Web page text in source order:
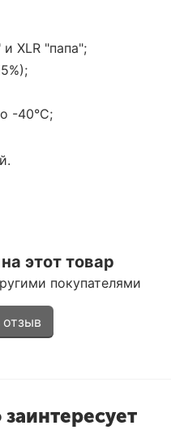
XLR "папа";
-40°C;
этот товар
покупателями